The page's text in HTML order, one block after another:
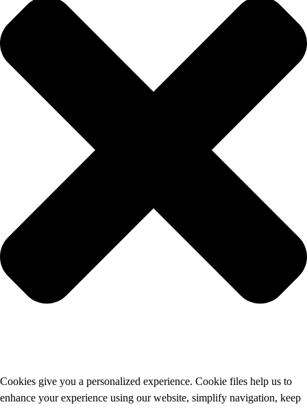
Cookies give you a personalized experience. Cookie files help us to
enhance your experience using our website, simplify navigation, keep